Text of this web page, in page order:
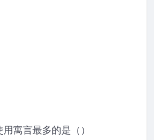
寓言最多的是（）